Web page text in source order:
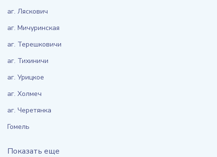
аг. Ляскович
аг. Мичуринская
аг. Терешковичи
аг. Тихиничи
аг. Урицкое
аг. Холмеч
аг. Черетянка
Гомель
Показать еще